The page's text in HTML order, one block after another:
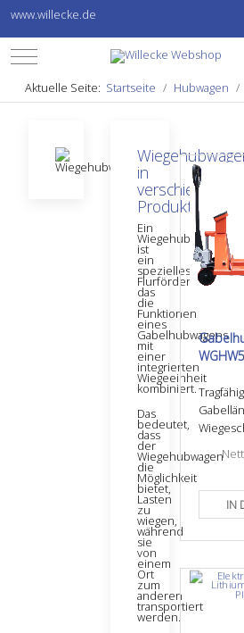
www.willecke.de
Mobile Menu Toggle
Aktuelle Seite: Startseite Hubwagen
in
verschiedenen
Ein
Wiegehubwagen
ist
ein
spezielles
Flurförderzeug,
das
die
Funktionen
eines
Gabelhubwagens
mit
einer
integrierten
Wiegeeinheit
kombiniert.
Das
bedeutet,
dass
der
Wiegehubwagen
die
Möglichkeit
bietet,
Lasten
zu
wiegen,
während
sie
von
einem
Ort
zum
anderen
transportiert
werden.